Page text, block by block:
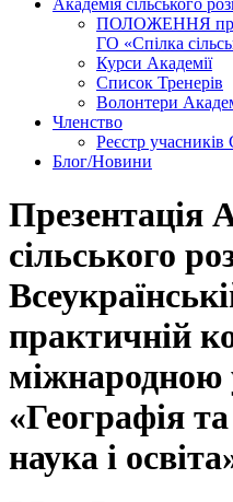
Академія сільського
ПОЛОЖЕННЯ про
ГО «Спілка
Курси Академії
Список Тренерів
Волонтери
Членство
Реєстр
Блог/Новини
Презентація
сільського
практичній
міжнародною
«Географія
наука і